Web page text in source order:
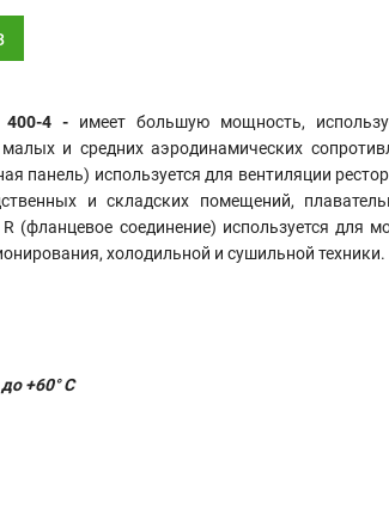
400-4 -
имеет большую мощность,
и средних аэродинамических
панель) используется для вентиляции
и складских помещений,
(фланцевое соединение) используется для
холодильной и сушильной техники.
до +60° C